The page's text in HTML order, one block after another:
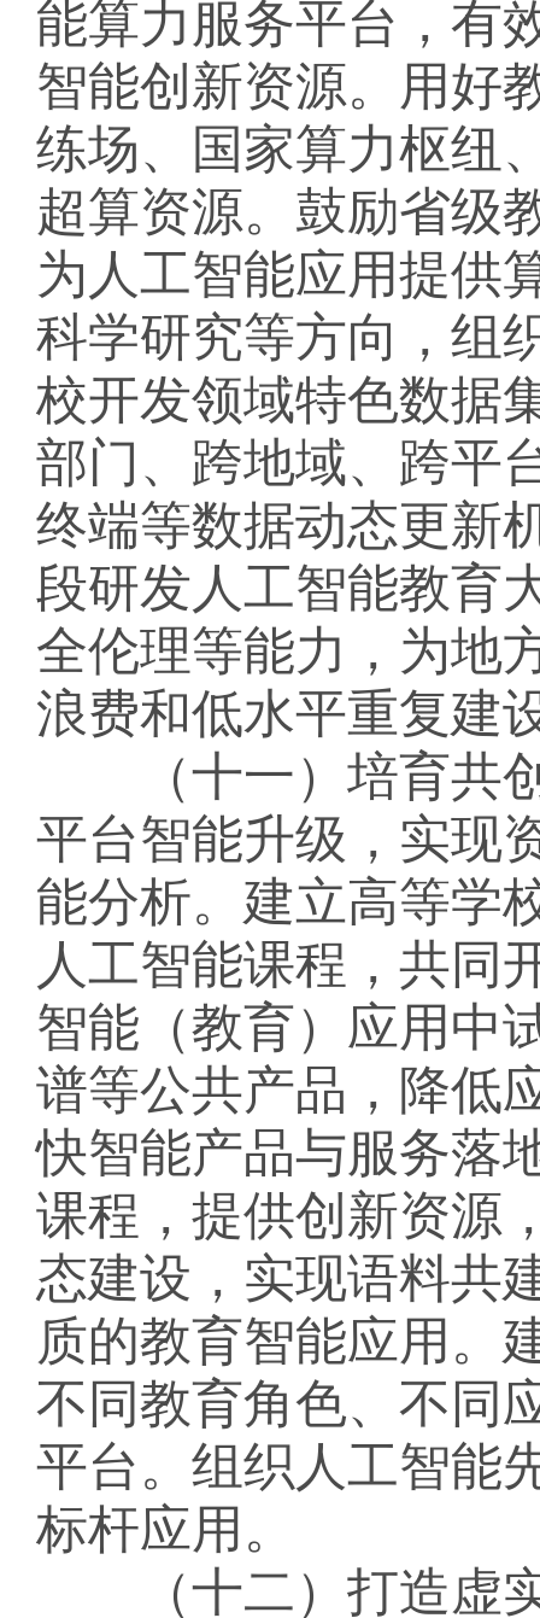
能算力服务平台，有
智能创新资源。用好
练场、国家算力枢纽
超算资源。鼓励省级
为人工智能应用提供
科学研究等方向，组
校开发领域特色数据
部门、跨地域、跨平
终端等数据动态更新
段研发人工智能教育
全伦理等能力，为地
浪费和低水平重复建
（十一）培育共创
平台智能升级，实现
能分析。建立高等学
人工智能课程，共同
智能（教育）应用中
谱等公共产品，降低
快智能产品与服务落
课程，提供创新资源
态建设，实现语料共
质的教育智能应用。
不同教育角色、不同
平台。组织人工智能
标杆应用。
（十二）打造虚实